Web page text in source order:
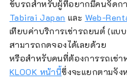
ขับรถสำหรับผู้ที่อยากมีคนจัดกา
Tabirai Japan และ Web-
เทียบค่าบริการเช่ารถยนต์ (แบ
สามารถกดจองได้เลยด้วย
หรือสำหรับคนที่ต้องการรถเช่
KLOOK หน้านี้ซึ่งจะแยกตามจัง